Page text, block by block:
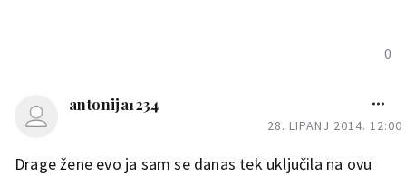
0
antonija1234
28. LIPANJ 2014. 12:00
Drage žene evo ja sam se danas tek uključila na ovu